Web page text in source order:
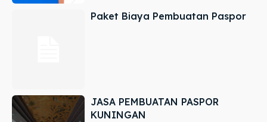
Paket Biaya Pembuatan Paspor
JASA PEMBUATAN PASPOR
KUNINGAN